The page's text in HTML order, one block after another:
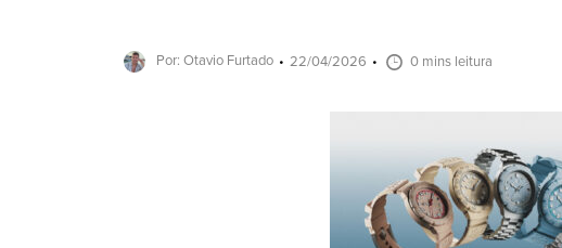
Por: Otavio Furtado 22/04/2026 0 mins leitura